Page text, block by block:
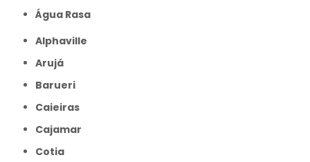
Água Rasa
Alphaville
Arujá
Barueri
Caieiras
Cajamar
Cotia